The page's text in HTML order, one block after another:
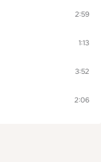
2:59
1:13
3:52
2:06